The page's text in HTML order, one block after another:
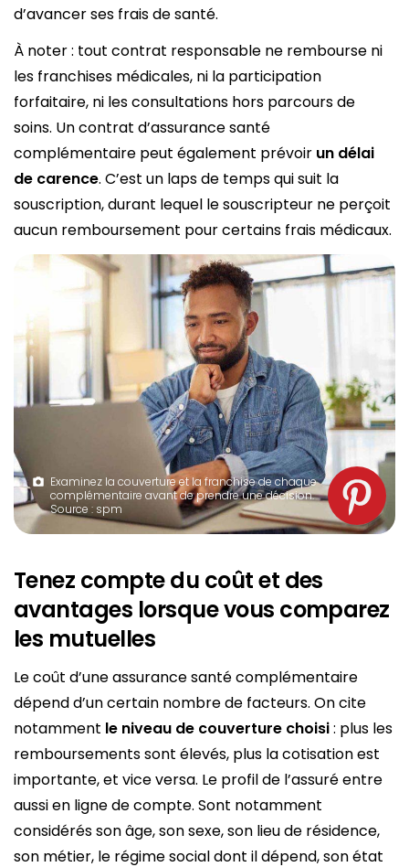
d’avancer ses frais de santé.
À noter : tout contrat responsable ne rembourse ni
les franchises médicales, ni la participation
forfaitaire, ni les consultations hors parcours de
soins. Un contrat d’assurance santé
complémentaire peut également prévoir un délai
de carence. C’est un laps de temps qui suit la
souscription, durant lequel le souscripteur ne perçoit
aucun remboursement pour certains frais médicaux.
Examinez la couverture et la franchise de chaque
complémentaire avant de prendre une décision.
Source : spm
Tenez compte du coût et des
avantages lorsque vous comparez
les mutuelles
Le coût d’une assurance santé complémentaire
dépend d’un certain nombre de facteurs. On cite
notamment le niveau de couverture choisi: plus les
remboursements sont élevés, plus la cotisation est
importante, et vice versa. Le profil de l’assuré entre
aussi en ligne de compte. Sont notamment
considérés son âge, son sexe, son lieu de résidence,
son métier, le régime social dont il dépend, son état